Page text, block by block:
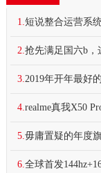
1. 短说整合运营系
2. 抢先满足国六b，
3. 2019年开年最好
4. realme真我X50
5. 毋庸置疑的年度
6. 全球首发